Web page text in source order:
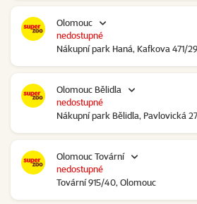
Olomouc
Nákupní park Haná, Kafkova 471/
nedostupné
Olomouc Bělidla
Nákupní park Bělidla, Pavlovická
nedostupné
Olomouc Tovární
Tovární 915/40, Olomouc
nedostupné